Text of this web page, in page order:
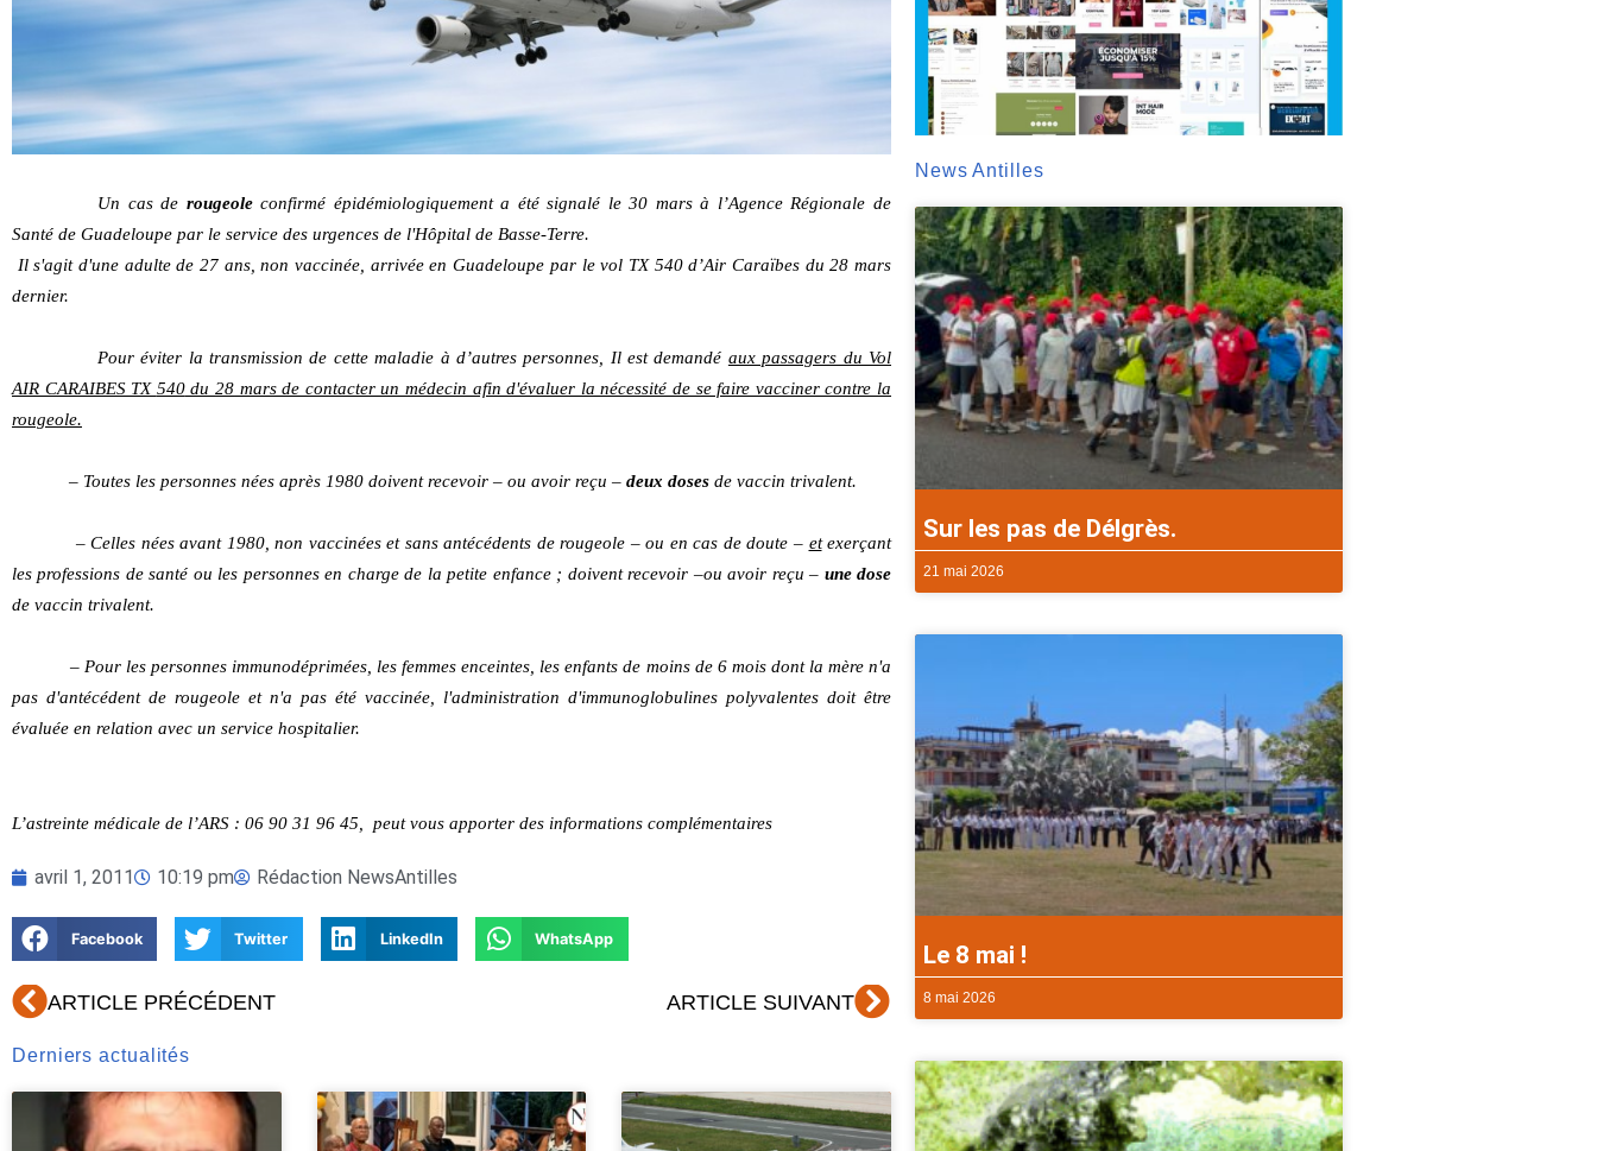
Un cas de rougeoleconfirmé épidémiologiquement a été signalé le30 mars à l’Agence Régionale de
Santé de Guadeloupe par le service des urgences de l'Hôpital de Basse-Terre.
Il s'agit d'une adulte de27 ans, non vaccinée, arrivée en Guadeloupe par le vol TX 540d’Air Caraïbes du28 mars
dernier.
Pour éviter la transmission de cette maladie à d’autres personnes, Il est demandé aux passagers du Vol
AIR CARAIBES TX 540du28 mars de contacter un médecin afin d'évaluer la nécessité de se faire vacciner contre la
rougeole.
– Toutes les personnes nées après 1980 doivent recevoir – ou avoir reçu – deux doses de vaccin trivalent.
– Celles nées avant 1980, non vaccinées et sans antécédents de rougeole – ou en cas de doute – etexerçant
les professions de santé ou les personnes en charge de la petite enfance ; doivent recevoir –ou avoir reçu – une dose
de vaccin trivalent.
– Pour les personnes immunodéprimées, les femmes enceintes, les enfants de moins de 6mois dont la mère n'a
pas d'antécédent de rougeole et n'a pas été vaccinée, l'administration d'immunoglobulines polyvalentes doit être
évaluée en relation avec un service hospitalier.
L’astreinte médicale de l’ARS : 06 90 31 96 45, peut vous apporter des informations complémentaires
avril 1, 2011 10:19 pm Rédaction NewsAntilles
Facebook Twitter LinkedIn WhatsApp
Précédent
ARTICLE PRÉCÉDENT ARTICLE SUIVANTSuivant
Derniers actualités
News Antilles
Sur les pas de Délgrès.
21 mai 2026
Le 8 mai !
8 mai 2026